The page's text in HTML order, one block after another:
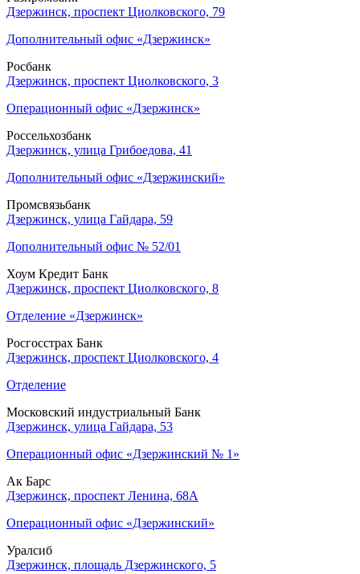
Дзержинск, проспект Циолковского, 79
Дополнительный офис «Дзержинск»
Росбанк
Дзержинск, проспект Циолковского, 3
Операционный офис «Дзержинск»
Россельхозбанк
Дзержинск, улица Грибоедова, 41
Дополнительный офис «Дзержинский»
Промсвязьбанк
Дзержинск, улица Гайдара, 59
Дополнительный офис № 52/01
Хоум Кредит Банк
Дзержинск, проспект Циолковского, 8
Отделение «Дзержинск»
Росгосстрах Банк
Дзержинск, проспект Циолковского, 4
Отделение
Московский индустриальный Банк
Дзержинск, улица Гайдара, 53
Операционный офис «Дзержинский № 1»
Ак Барс
Дзержинск, проспект Ленина, 68А
Операционный офис «Дзержинский»
Уралсиб
Дзержинск, площадь Дзержинского, 5